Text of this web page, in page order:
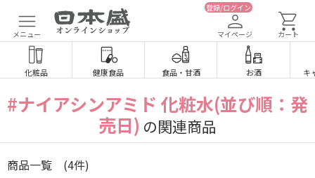
メニュー
登録/ログイン
マイページ カート
化粧品 健康食品 食品・ 甘酒 お酒 キ
#ナイアシンアミド 化粧水(並び順：発
売日) の関連商品
商品一覧 (4件)